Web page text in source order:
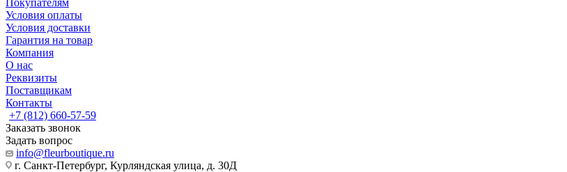
Покупателям
Условия оплаты
Условия доставки
Гарантия на товар
Компания
О нас
Реквизиты
Поставщикам
Контакты
+7 (812) 660-57-59
Заказать звонок
Задать вопрос
info@fleurboutique.ru
г. Санкт-Петербург, Курляндская улица, д. 30Д